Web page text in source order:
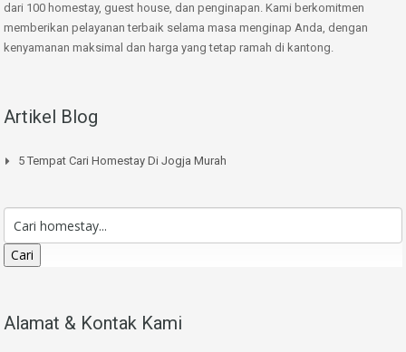
dari 100 homestay, guest house, dan penginapan. Kami berkomitmen
memberikan pelayanan terbaik selama masa menginap Anda, dengan
kenyamanan maksimal dan harga yang tetap ramah di kantong.
Artikel Blog
5 Tempat Cari Homestay Di Jogja Murah
Cari
Alamat & Kontak Kami